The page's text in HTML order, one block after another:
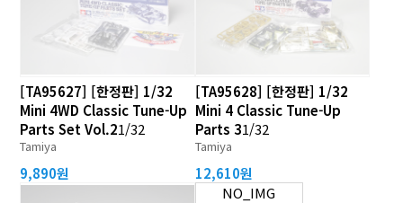
[TA95627] [한정판] 1/32
Mini 4WD Classic Tune-Up
Parts Set Vol.21/32
Tamiya
9,890원
[TA95628] [한정판] 1/32
Mini 4 Classic Tune-Up
Parts 31/32
Tamiya
12,610원
NO_IMG